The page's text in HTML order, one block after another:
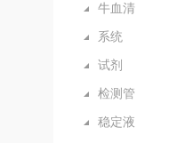
牛血清
系统
试剂
检测管
稳定液